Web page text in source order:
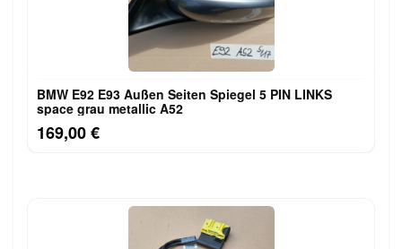
BMW E92 E93 Außen Seiten Spiegel 5 PIN LINKS
space grau metallic A52
169,00 €